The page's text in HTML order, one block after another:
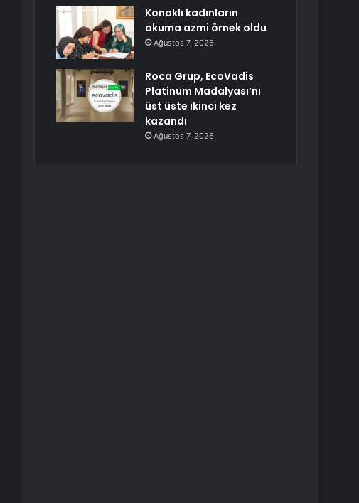
Konaklı kadınların
okuma azmi örnek oldu
Ağustos 7, 2026
Roca Grup, EcoVadis
Platinum Madalyası’nı
üst üste ikinci kez
kazandı
Ağustos 7, 2026